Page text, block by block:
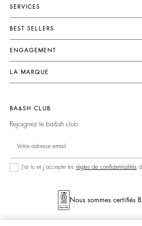
SERVICES
Service Client
FAQ
Retouches & Réparations
accessibilité
BEST SELLERS
Robes
Combinaisons
Tops & Chemises
Pulls & Cardigans
Dos Nus
ENGAGEMENT
Nos Engagements
Planète
Circularité
Communauté
Collection Responsable
Seconde Main
LA MARQUE
Barbara & Sharon
125 Et Après
Nos Boutiques
BA&SH CLUB
Rejoignez le ba&sh club
J’ai lu et j’accepte les règles de confidentialités
Nous sommes certifiés